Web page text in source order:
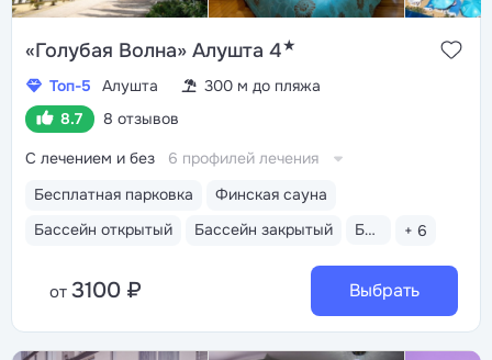
«Голубая Волна» Алушта 4★
Топ-5 Алушта
300 м до пляжа
8.7
8 отзывов
Бесплатная парковка
Финская сауна
Бассейн открытый
Бассейн закрытый Бассейн детский + 6
С лечением и без 6 профилей лечения
от 3100 ₽ Выбрать